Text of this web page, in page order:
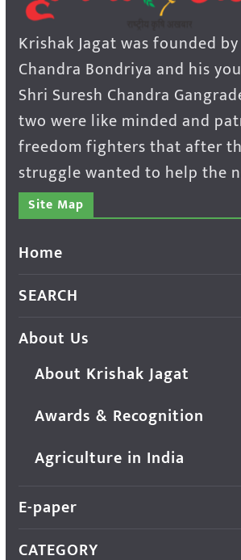
Krishak Jagat was founded
Chandra Bondriya and his
Shri Suresh Chandra
two were like minded and
freedom fighters that after
struggle wanted to help the
Site Map
Home
SEARCH
About Us
About Krishak Jagat
Awards & Recognition
Agriculture in India
E-paper
CATEGORY